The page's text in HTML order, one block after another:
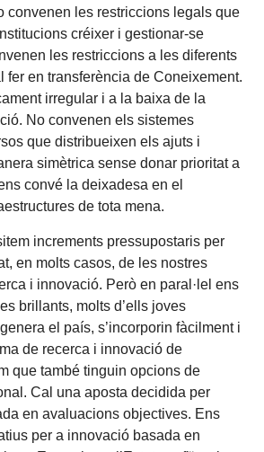
convenen les restriccions legals que
créixer i gestionar-se
les restriccions a les diferents
fer en transferència de Coneixement.
irregular i a la baixa de la
No convenen els sistemes
que distribueixen els ajuts i
simètrica sense donar prioritat a
convé la deixadesa en el
de tota mena.
increments pressupostaris per
en molts casos, de les nostres
i innovació. Però en paral·lel ens
brillants, molts d’ells joves
el país, s’incorporin fàcilment i
de recerca i innovació de
que també tinguin opcions de
Cal una aposta decidida per
en avaluacions objectives. Ens
per a innovació basada en